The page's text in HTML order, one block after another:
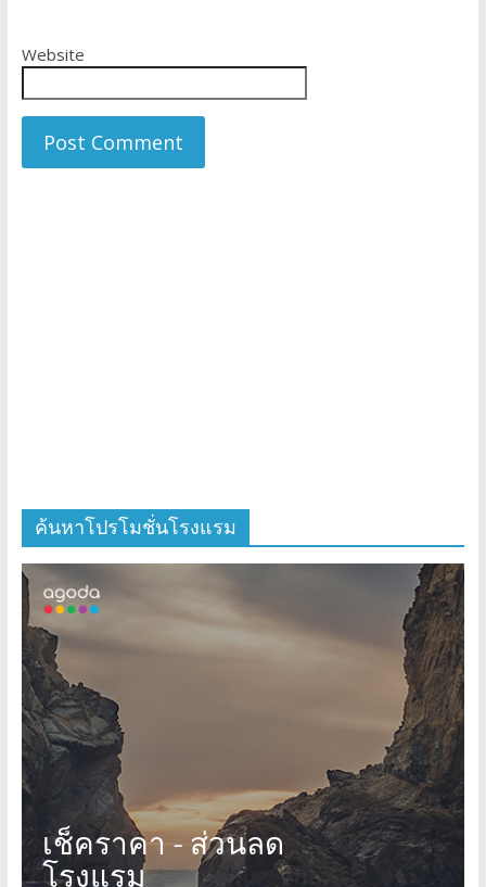
Website
ค้นหาโปรโมชั่นโรงแรม